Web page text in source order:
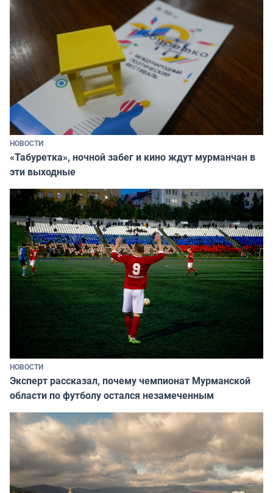
НОВОСТИ
«Табуретка», ночной забег и кино ждут мурманчан в
эти выходные
НОВОСТИ
Эксперт рассказал, почему чемпионат Мурманской
области по футболу остался незамеченным